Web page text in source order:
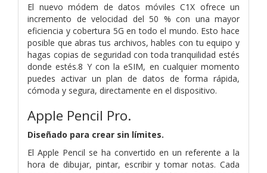
El nuevo módem de datos móviles C1X ofrece un
incremento de velocidad del 50 % con una mayor
eficiencia y cobertura 5G en todo el mundo. Esto hace
posible que abras tus archivos, hables con tu equipo y
hagas copias de seguridad con toda tranquilidad estés
donde estés.8 Y con la eSIM, en cualquier momento
puedes activar un plan de datos de forma rápida,
cómoda y segura, directamente en el dispositivo.
Apple Pencil Pro.
Diseñado para crear sin límites.
El Apple Pencil se ha convertido en un referente a la
hora de dibujar, pintar, escribir y tomar notas. Cada